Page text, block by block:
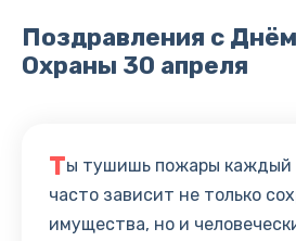
Поздравления с
Охраны 30 апреля
Ты тушишь пожары каждый
часто зависит не только
имущества, но и